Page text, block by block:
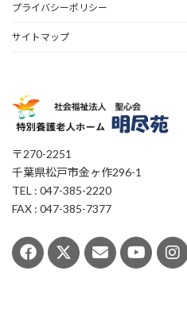
プライバシーポリシー
サイトマップ
〒270-2251
千葉県松戸市金ヶ作296-1
TEL : 047-385-2220
FAX : 047-385-7377